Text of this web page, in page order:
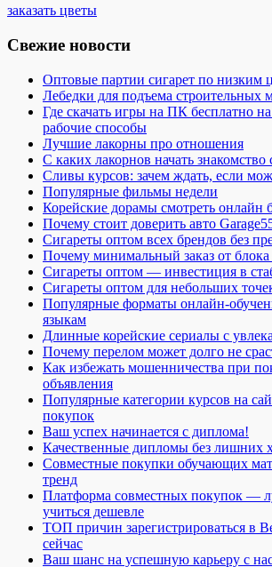
заказать цветы
Свежие новости
Оптовые партии сигарет по низким
Лебедки для подъема строительных
Где скачать игры на ПК бесплатно
рабочие способы
Лучшие лакорны про отношения
С каких лакорнов начать
Сливы курсов: зачем ждать, если
Популярные фильмы недели
Корейские дорамы смотреть онлайн
Почему стоит доверить авто
Сигареты оптом всех брендов без
Почему минимальный заказ от
Сигареты оптом — инвестиция в
Сигареты оптом для небольших
Популярные форматы онлайн-
языкам
Длинные корейские сериалы с
Почему перелом может долго не
Как избежать мошенничества при
объявления
Популярные категории курсов на
покупок
Ваш успех начинается с диплома!
Качественные дипломы без лишних
Совместные покупки обучающих
тренд
Платформа совместных покупок —
учиться дешевле
ТОП причин зарегистрироваться в
сейчас
Ваш шанс на успешную карьеру с